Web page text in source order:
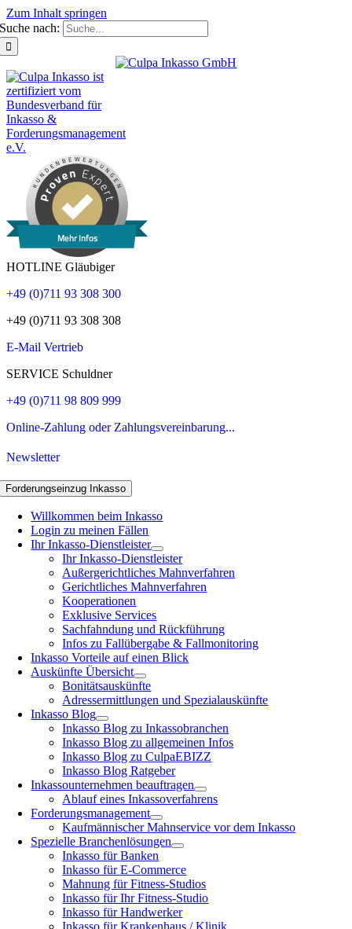
Zum Inhalt springen
Suche nach:
Mehr Infos
HOTLINE Gläubiger
+49 (0)711 93 308 300
+49 (0)711 93 308 308
E-Mail Vertrieb
SERVICE Schuldner
+49 (0)711 98 809 999
Online-Zahlung oder Zahlungsvereinbarung...
Newsletter
Forderungseinzug Inkasso
Willkommen beim Inkasso
Login zu meinen Fällen
Ihr Inkasso-Dienstleister
Ihr Inkasso-Dienstleister
Außergerichtliches Mahnverfahren
Gerichtliches Mahnverfahren
Kooperationen
Exklusive Services
Sachfahndung und Rückführung
Infos zu Fallübergabe & Fallmonitoring
Inkasso Vorteile auf einen Blick
Auskünfte Übersicht
Bonitätsauskünfte
Adressermittlungen und Spezialauskünfte
Inkasso Blog
Inkasso Blog zu Inkassobranchen
Inkasso Blog zu allgemeinen Infos
Inkasso Blog zu CulpaEBIZZ
Inkasso Blog Ratgeber
Inkassounternehmen beauftragen
Ablauf eines Inkassoverfahrens
Forderungsmanagement
Kaufmännischer Mahnservice vor dem Inkasso
Spezielle Branchenlösungen
Inkasso für Banken
Inkasso für E-Commerce
Mahnung für Fitness-Studios
Inkasso für Ihr Fitness-Studio
Inkasso für Handwerker
Inkasso für Krankenhaus / Klinik